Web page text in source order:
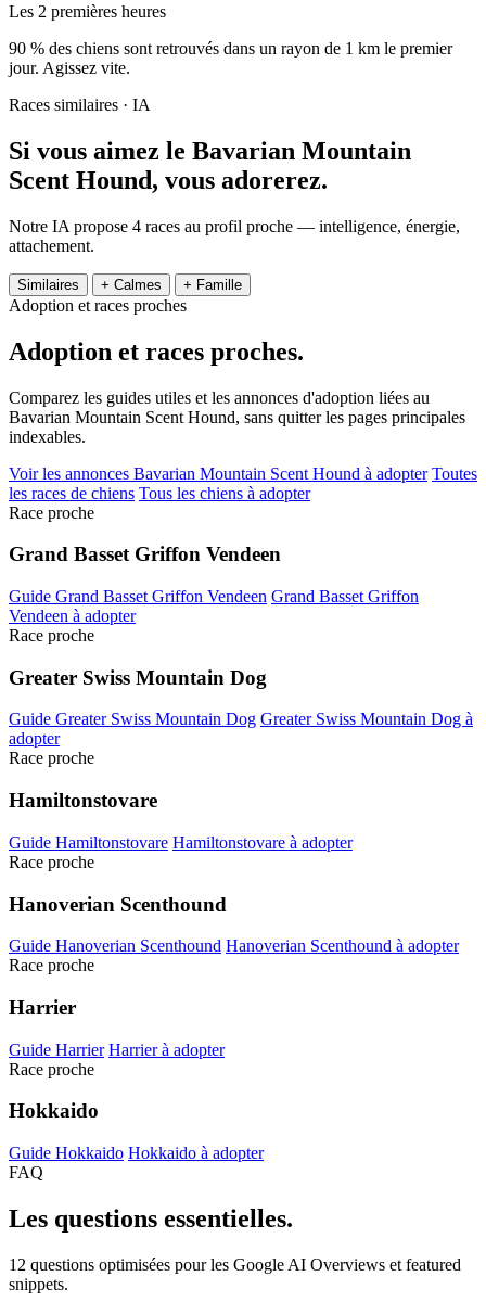
Les 2 premières heures
90 % des chiens sont retrouvés dans un rayon de 1 km le premier
jour. Agissez vite.
Races similaires · IA
Si vous aimez le Bavarian Mountain
Scent Hound, vous adorerez.
Notre IA propose 4 races au profil proche — intelligence, énergie,
attachement.
Similaires + Calmes + Famille
Adoption et races proches
Adoption et races proches.
Comparez les guides utiles et les annonces d'adoption liées au
Bavarian Mountain Scent Hound, sans quitter les pages principales
indexables.
Voir les annonces Bavarian Mountain Scent Hound à adopter Toutes
les races de chiens Tous les chiens à adopter
Race proche
Grand Basset Griffon Vendeen
Guide Grand Basset Griffon Vendeen Grand Basset Griffon
Vendeen à adopter
Race proche
Greater Swiss Mountain Dog
Guide Greater Swiss Mountain Dog Greater Swiss Mountain Dog à
adopter
Race proche
Hamiltonstovare
Guide Hamiltonstovare Hamiltonstovare à adopter
Race proche
Hanoverian Scenthound
Guide Hanoverian Scenthound Hanoverian Scenthound à adopter
Race proche
Harrier
Guide Harrier Harrier à adopter
Race proche
Hokkaido
Guide Hokkaido Hokkaido à adopter
FAQ
Les questions essentielles.
12 questions optimisées pour les Google AI Overviews et featured
snippets.